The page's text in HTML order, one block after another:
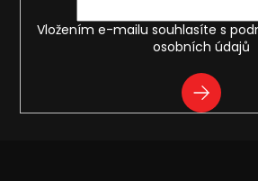
Vložením e-mailu souhlasíte s
osobních údajů
PŘIHLÁSIT
SE